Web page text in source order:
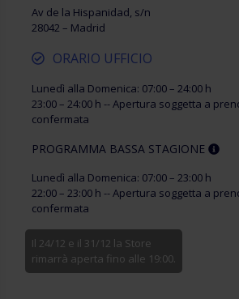
Av de la Hispanidad, s/n
28042 – Madrid
ORARIO UFFICIO
Lunedì alla Domenica: 07:00 – 24:00 h
23:00 – 24:00 h -- Apertura soggetta a
confermata
PROGRAMMA BASSA STAGIONE
Lunedì alla Domenica: 07:00 – 23:00 h
22:00 – 23:00 h -- Apertura soggetta a
confermata
Il 24/12 e il 31/12 la Store
rimarrà aperta fino alle 19:00.